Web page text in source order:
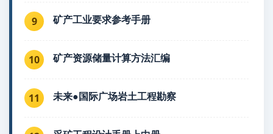
9 矿产工业要求参考手册
10 矿产资源储量计算方法汇编
11 未来●国际广场岩土工程勘察